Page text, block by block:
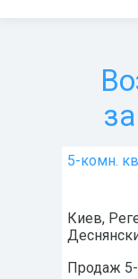
5-комн.
Киев,
Продаж 5-